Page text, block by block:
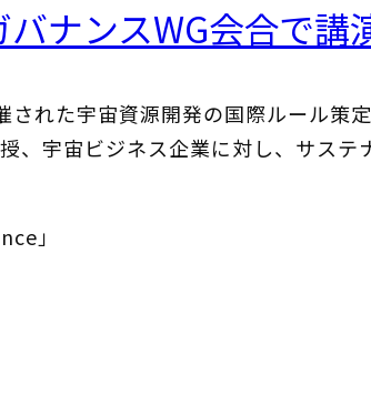
ナンスWG会合で講
れた宇宙資源開発の国際ルール策
、宇宙ビジネス企業に対し、サス
」